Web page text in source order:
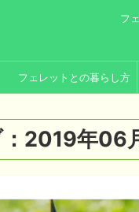
フ
フェレットとの暮らし方
2019年06